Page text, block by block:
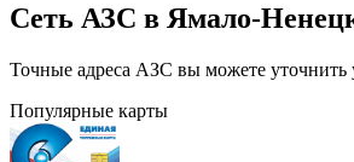
Сеть АЗС в Ямало-
Точные адреса АЗС вы можете уточнить
Популярные карты